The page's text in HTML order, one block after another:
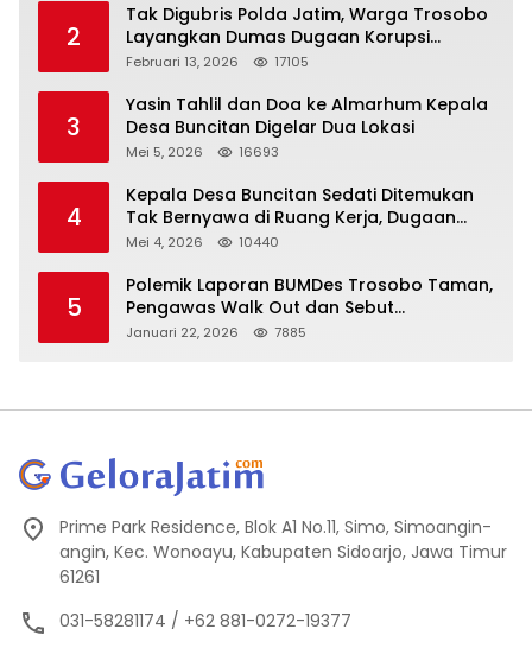
2
Tak Digubris Polda Jatim, Warga Trosobo
Layangkan Dumas Dugaan Korupsi
Oknum DPRD Sidoarjo ke Kapolri
Februari 13, 2026 17105
3
Yasin Tahlil dan Doa ke Almarhum Kepala
Desa Buncitan Digelar Dua Lokasi
Mei 5, 2026 16693
4
Kepala Desa Buncitan Sedati Ditemukan
Tak Bernyawa di Ruang Kerja, Dugaan
Bunuh Diri Menguat
Mei 4, 2026 10440
5
Polemik Laporan BUMDes Trosobo Taman,
Pengawas Walk Out dan Sebut
Kejanggalan
Januari 22, 2026 7885
Prime Park Residence, Blok A1 No.11, Simo, Simoangin-
angin, Kec. Wonoayu, Kabupaten Sidoarjo, Jawa Timur
61261
031-58281174 / +62 881-0272-19377